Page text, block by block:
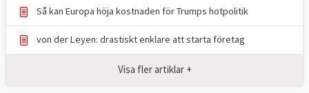
Så kan Europa höja kostnaden för Trumps hotpolitik
von der Leyen: drastiskt enklare att starta företag
Visa fler artiklar +